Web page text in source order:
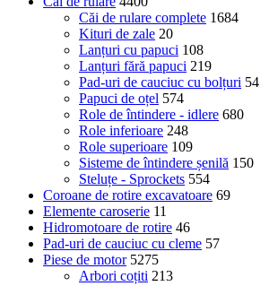
Căi de rulare complete 1684
Kituri de zale 20
Lanțuri cu papuci 108
Lanțuri fără papuci 219
Pad-uri de cauciuc cu bolțuri 54
Papuci de oțel 574
Role de întindere - idlere 680
Role inferioare 248
Role superioare 109
Sisteme de întindere șenilă 150
Steluțe - Sprockets 554
Coroane de rotire excavatoare 69
Elemente caroserie 11
Hidromotoare de rotire 46
Pad-uri de cauciuc cu cleme 57
Piese de motor 5275
Arbori coțiti 213